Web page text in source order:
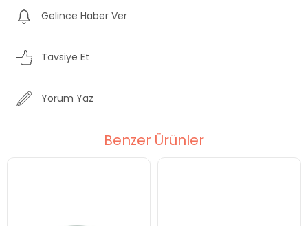
Gelince Haber Ver
Tavsiye Et
Yorum Yaz
Benzer Ürünler